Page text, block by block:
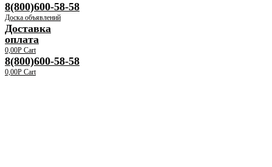
8(800)600-58-58
Доска объявлений
Доставка
оплата
0,00Р Cart
8(800)600-58-58
0,00Р Cart